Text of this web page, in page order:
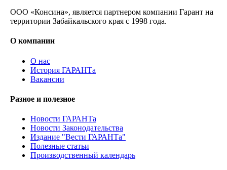
ООО «Консина», является партнером компании Гарант на
территории Забайкальского края с 1998 года.
О компании
О нас
История ГАРАНТа
Вакансии
Разное и полезное
Новости ГАРАНТа
Новости Законодательства
Издание "Вести ГАРАНТа"
Полезные статьи
Производственный календарь